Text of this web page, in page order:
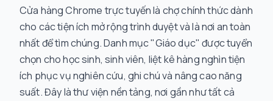
Cửa hàng Chrome trực tuyến là chợ chính thức dành
cho các tiện ích mở rộng trình duyệt và là nơi an toàn
nhất để tìm chúng. Danh mục "Giáo dục" được tuyển
chọn cho học sinh, sinh viên, liệt kê hàng nghìn tiện
ích phục vụ nghiên cứu, ghi chú và nâng cao năng
suất. Đây là thư viện nền tảng, nơi gần như tất cả